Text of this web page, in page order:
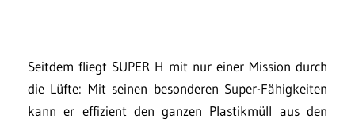
Seitdem fliegt SUPER H mit nur einer Mission durch
die Lüfte: Mit seinen besonderen Super-Fähigkeiten
kann er effizient den ganzen Plastikmüll aus den